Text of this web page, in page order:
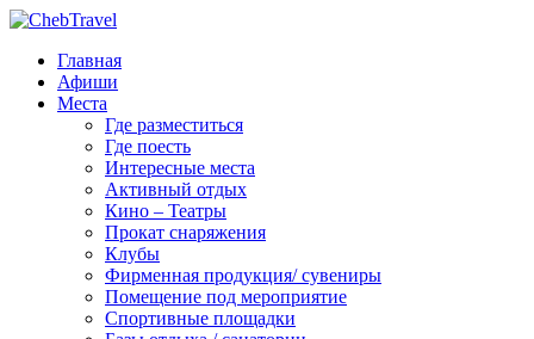
Главная
Афиши
Места
Где разместиться
Где поесть
Интересные места
Активный отдых
Кино – Театры
Прокат снаряжения
Клубы
Фирменная продукция/ сувениры
Помещение под мероприятие
Спортивные площадки